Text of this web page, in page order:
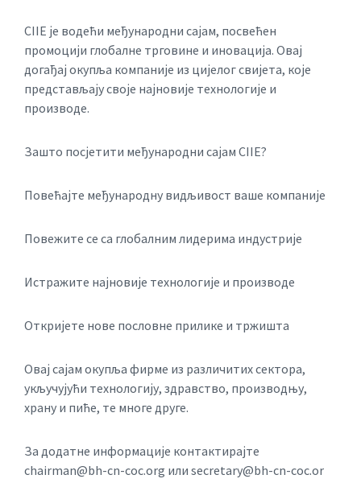
CIIE је водећи међународни сајам, посвећен
промоцији глобалне трговине и иновација. Овај
догађај окупља компаније из цијелог свијета, које
представљају своје најновије технологије и
производе.
Зашто посјетити међународни сајам CIIE?
Повећајте међународну видљивост ваше компаније
Повежите се са глобалним лидерима индустрије
Истражите најновије технологије и производе
Откријете нове пословне прилике и тржишта
Овај сајам окупља фирме из различитих сектора,
укључујући технологију, здравство, производњу,
храну и пиће, те многе друге.
За додатне информације контактирајте
chairman@bh-cn-coc.org или secretary@bh-cn-coc.or